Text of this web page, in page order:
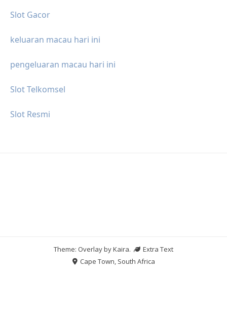
Slot Gacor
keluaran macau hari ini
pengeluaran macau hari ini
Slot Telkomsel
Slot Resmi
Theme: Overlay byKaira.
Extra Text
Cape Town, South Africa